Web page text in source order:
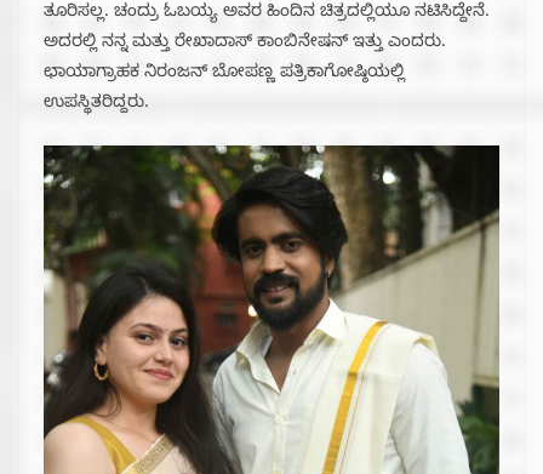
ತೂರಿಸಲ್ಲ. ಚಂದ್ರು ಓಬಯ್ಯ ಅವರ ಹಿಂದಿನ ಚಿತ್ರದಲ್ಲಿಯೂ ನಟಿಸಿದ್ದೇನೆ.
ಅದರಲ್ಲಿ ನನ್ನ ಮತ್ತು ರೇಖಾದಾಸ್ ಕಾಂಬಿನೇಷನ್ ಇತ್ತು ಎಂದರು.
ಛಾಯಾಗ್ರಾಹಕ ನಿರಂಜನ್ ಬೋಪಣ್ಣ ಪತ್ರಿಕಾಗೋಷ್ಠಿಯಲ್ಲಿ
ಉಪಸ್ಥಿತರಿದ್ದರು.